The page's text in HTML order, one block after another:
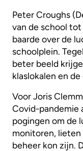
Peter Croughs
van de school
baarde over de
schoolplein.
beter beeld
klaslokalen en de
Voor Joris
Covid-pandemie
pogingen om de
monitoren,
beheer kon zijn.